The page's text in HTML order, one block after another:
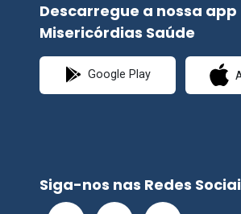
Descarregue a nossa app
Misericórdias Saúde
Google Play
Siga-nos nas Redes